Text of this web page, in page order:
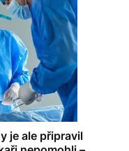
je ale připravil